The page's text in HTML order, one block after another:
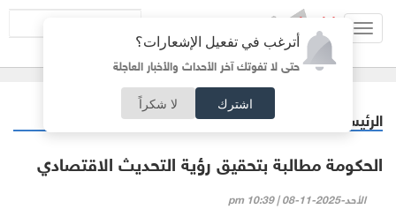
أترغب في تفعيل الإشعارات؟
حتى لا تفوتك آخر الأحداث والأخبار العاجلة
اشترك لا شكراً
الرئيسية مقالات مختارة
الحكومة مطالبة بتحقيق رؤية التحديث الاقتصادي
الأحد-2025-11-08 | 10:39 pm